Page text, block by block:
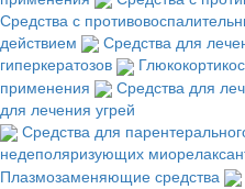
Средства с
действием
Средства для
гиперкератозов
применения
Средства для
для лечения угрей
Средства для
недеполяризующих
Плазмозаменяющие средства